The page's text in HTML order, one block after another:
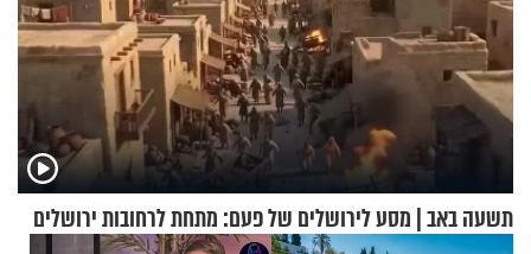
תשעה באב | מסע לירושלים של פעם: מתחת לרחובות ירושלים